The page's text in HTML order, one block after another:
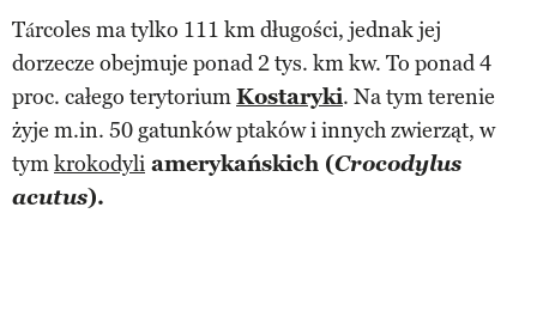
Tárcoles ma tylko 111 km długości, jednak jej
dorzecze obejmuje ponad 2 tys. km kw. To ponad 4
proc. całego terytoriumKostaryki. Na tym terenie
żyje m.in. 50 gatunków ptaków i innych zwierząt, w
tymkrokodyli amerykańskich (Crocodylus
acutus).